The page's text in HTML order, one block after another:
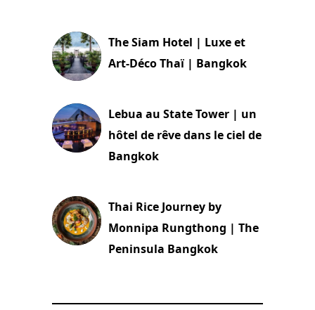
The Siam Hotel | Luxe et
Art-Déco Thaï | Bangkok
Lebua au State Tower | un
hôtel de rêve dans le ciel de
Bangkok
Thai Rice Journey by
Monnipa Rungthong | The
Peninsula Bangkok